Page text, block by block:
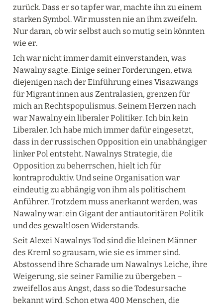
zurück. Dass er so tapfer war, machte ihn zu einem
starken Symbol. Wir mussten nie an ihm zweifeln.
Nur daran, ob wir selbst auch so mutig sein könnten
wie er.
Ich war nicht immer damit einverstanden, was
Nawalny sagte. Einige seiner Forderungen, etwa
diejenigen nach der Einführung eines Visazwangs
für Migrant:innen aus Zentralasien, grenzen für
mich an Rechtspopulismus. Seinem Herzen nach
war Nawalny ein liberaler Politiker. Ich bin kein
Liberaler. Ich habe mich immer dafür eingesetzt,
dass in der russischen Opposition ein unabhängiger
linker Pol entsteht. Nawalnys Strategie, die
Opposition zu beherrschen, hielt ich für
kontraproduktiv. Und seine Organisation war
eindeutig zu abhängig von ihm als politischem
Anführer. Trotzdem muss anerkannt werden, was
Nawalny war: ein Gigant der antiautoritären Politik
und des gewaltlosen Widerstands.
Seit Alexei Nawalnys Tod sind die kleinen Männer
des Kreml so grausam, wie sie es immer sind.
Abstossend ihre Scharade um Nawalnys Leiche, ihre
Weigerung, sie seiner Familie zu übergeben –
zweifellos aus Angst, dass so die Todesursache
bekannt wird. Schon etwa 400 Menschen, die